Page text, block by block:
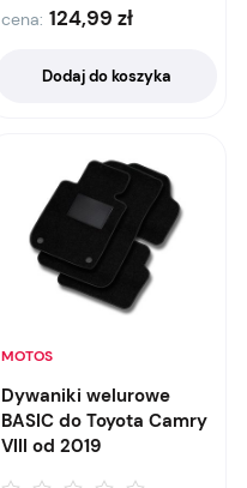
cena: 124,99 zł
Dodaj do koszyka
MOTOS
Dywaniki welurowe
BASIC do Toyota Camry
VIII od 2019